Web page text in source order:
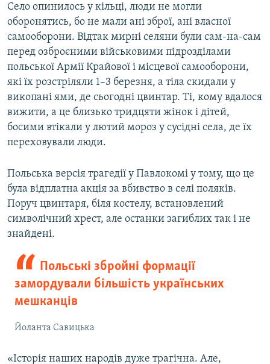
Село опинилось у кільці, люди не могли
оборонятись, бо не мали ані зброї, ані власної
самооборони. Відтак мирні селяни були сам-на-сам
перед озброєними військовими підрозділами
польської Армії Крайової і місцевої самооборони,
які їх розстріляли 1–3 березня, а тіла скидали у
викопані ями, де сьогодні цвинтар. Ті, кому вдалося
вижити, а це близько тридцяти жінок і дітей,
босими втікали у лютий мороз у сусідні села, де їх
переховували люди.
Польська версія трагедії у Павлокомі у тому, що це
була відплатна акція за вбивство в селі поляків.
Поруч цвинтаря, біля костелу, встановлений
символічний хрест, але останки загиблих так і не
знайдені.
Польські збройні формації
замордували більшість українських
мешканців
Йоланта Савицька
«Історія наших народів дуже трагічна. Але,